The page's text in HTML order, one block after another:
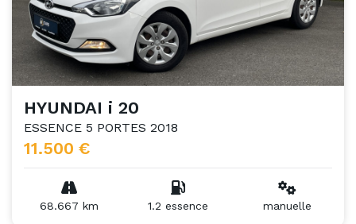
HYUNDAI i 20
ESSENCE 5 PORTES 2018
11.500 €
68.667 km 1.2 essence manuelle